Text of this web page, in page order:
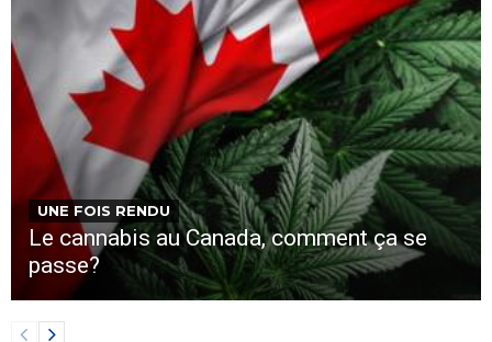
UNE FOIS RENDU
Le cannabis au Canada, comment ça se
passe?